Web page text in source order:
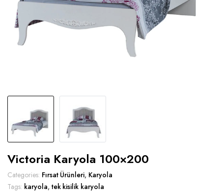
Victoria Karyola 100×200
Categories: Fırsat Ürünleri, Karyola
Tags: karyola, tek kisilik karyola